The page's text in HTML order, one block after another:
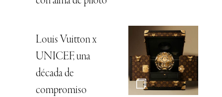
Louis Vuitton x
UNICEF, una
década de
compromiso